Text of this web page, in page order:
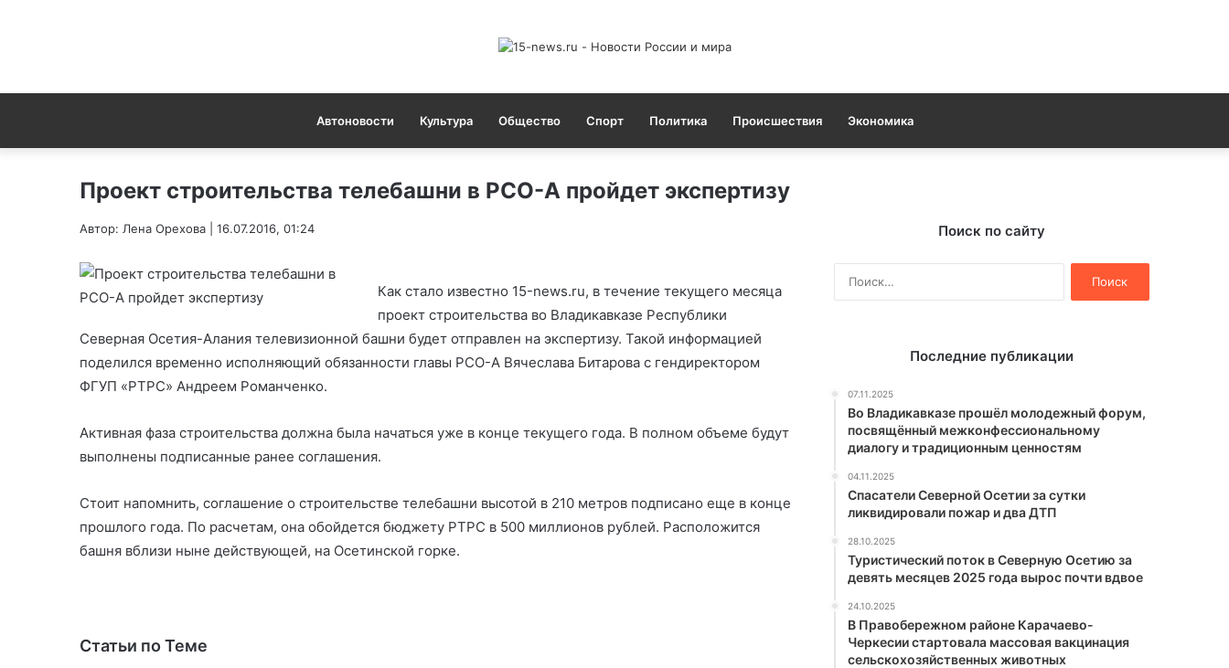
Автоновости Культура Общество Спорт Политика Происшествия Экономика
Проект строительства телебашни в РСО-А пройдет экспертизу
Автор: Лена Орехова | 16.07.2016, 01:24
Как стало известно 15-news.ru, в течение текущего месяца
проект строительства во Владикавказе Республики
Северная Осетия-Алания телевизионной башни будет отправлен на экспертизу. Такой информацией
поделился временно исполняющий обязанности главы РСО-А Вячеслава Битарова с гендиректором
ФГУП «РТРС» Андреем Романченко.
Активная фаза строительства должна была начаться уже в конце текущего года. В полном объеме будут
выполнены подписанные ранее соглашения.
Стоит напомнить, соглашение о строительстве телебашни высотой в 210 метров подписано еще в конце
прошлого года. По расчетам, она обойдется бюджету РТРС в 500 миллионов рублей. Расположится
башня вблизи ныне действующей, на Осетинской горке.
Статьи по Теме
Поиск по сайту
Последние публикации
07.11.2025
Во Владикавказе прошёл молодежный форум,
посвящённый межконфессиональному
диалогу и традиционным ценностям
04.11.2025
Спасатели Северной Осетии за сутки
ликвидировали пожар и два ДТП
28.10.2025
Туристический поток в Северную Осетию за
девять месяцев 2025 года вырос почти вдвое
24.10.2025
В Правобережном районе Карачаево-
Черкесии стартовала массовая вакцинация
сельскохозяйственных животных